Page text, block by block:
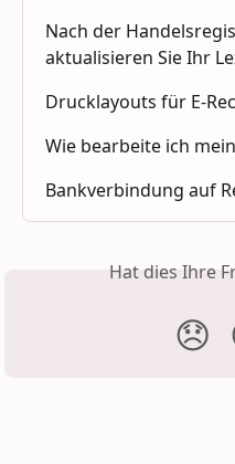
Nach der
aktualisieren Sie Ihr
Drucklayouts für E-
Wie bearbeite ich
Bankverbindung auf
Hat dies Ihre
😞